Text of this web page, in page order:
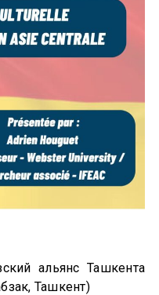
альянс Ташкента
Ташкент)